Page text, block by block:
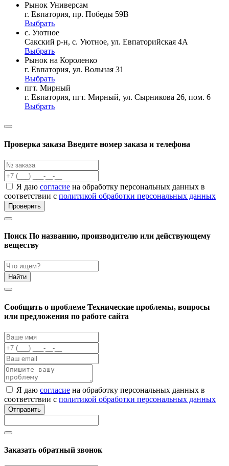
Рынок Универсам
г. Евпатория, пр. Победы 59В
Выбрать
с. Уютное
Сакский р-н, с. Уютное, ул. Евпаторийская 4А
Выбрать
Рынок на Короленко
г. Евпатория, ул. Вольная 31
Выбрать
пгт. Мирный
г. Евпатория, пгт. Мирный, ул. Сырникова 26, пом. 6
Выбрать
Проверка заказа Введите номер заказа и телефона
Я даю согласие на обработку персональных данных в
соответствии с политикой обработки персональных данных
Проверить
Поиск По названию, производителю или действующему
веществу
Найти
Cообщить о проблеме Технические проблемы, вопросы
или предложения по работе сайта
Я даю согласие на обработку персональных данных в
соответствии с политикой обработки персональных данных
Отправить
Заказать обратный звонок